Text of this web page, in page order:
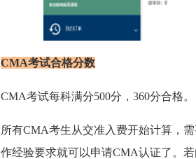
CMA考试合格分数
CMA考试每科满分500分，360分合格。
所有CMA考生从交准入费开始计算，
作经验要求就可以申请CMA认证了。